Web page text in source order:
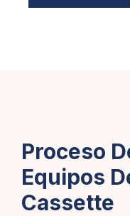
Proceso
Equipos
Cassette